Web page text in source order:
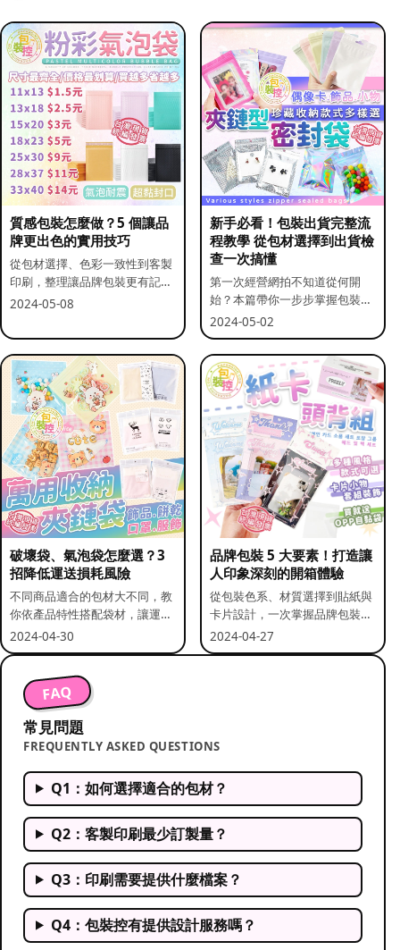
質感包裝怎麼做？5 個讓品
牌更出色的實用技巧
從包材選擇、色彩一致性到客製
印刷，整理讓品牌包裝更有記憶
點的實用做法。
2024-05-08
新手必看！包裝出貨完整流
程教學 從包材選擇到出貨檢
查一次搞懂
第一次經營網拍不知道從何開
始？本篇帶你一步步掌握包裝流
程與出貨前檢查重點。
2024-05-02
破壞袋、氣泡袋怎麼選？3
招降低運送損耗風險
不同商品適合的包材大不同，教
你依產品特性搭配袋材，讓運送
更安全。
2024-04-30
品牌包裝 5 大要素！打造讓
人印象深刻的開箱體驗
從包裝色系、材質選擇到貼紙與
卡片設計，一次掌握品牌包裝的
關鍵要素。
2024-04-27
FAQ
常見問題
FREQUENTLY ASKED QUESTIONS
Q1：如何選擇適合的包材？
Q2：客製印刷最少訂製量？
Q3：印刷需要提供什麼檔案？
Q4：包裝控有提供設計服務嗎？